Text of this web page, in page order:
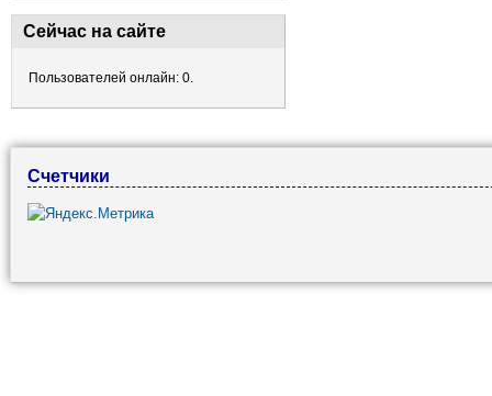
Сейчас на сайте
Пользователей онлайн: 0.
Счетчики